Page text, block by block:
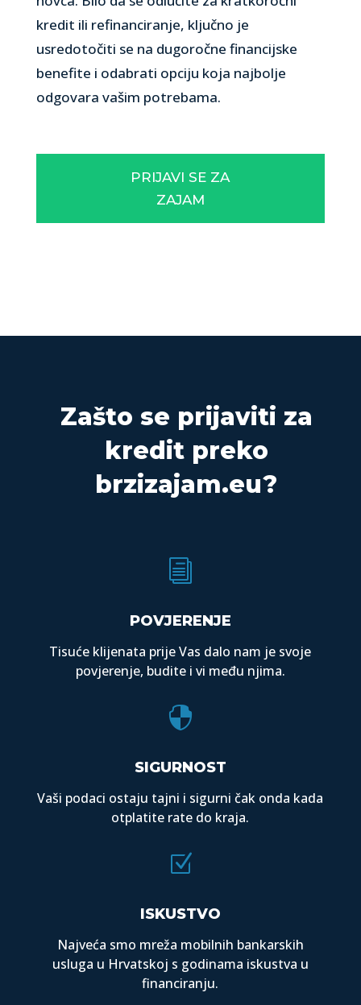
kredit ili refinanciranje, ključno je
usredotočiti se na dugoročne financijske
benefite i odabrati opciju koja najbolje
odgovara vašim potrebama.
PRIJAVI SE ZA
ZAJAM
Zašto se prijaviti za
kredit preko
brzizajam.eu?
i
POVJERENJE
Tisuće klijenata prije Vas dalo nam je svoje
povjerenje, budite i vi među njima.

SIGURNOST
Vaši podaci ostaju tajni i sigurni čak onda kada
otplatite rate do kraja.
Z
ISKUSTVO
Najveća smo mreža mobilnih bankarskih
usluga u Hrvatskoj s godinama iskustva u
financiranju.